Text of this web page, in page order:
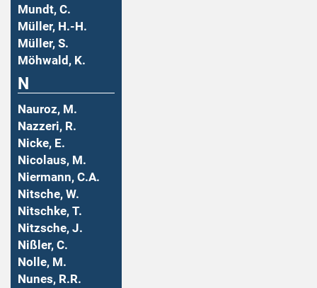
Mundt, C.
Müller, H.-H.
Müller, S.
Möhwald, K.
N
Nauroz, M.
Nazzeri, R.
Nicke, E.
Nicolaus, M.
Niermann, C.A.
Nitsche, W.
Nitschke, T.
Nitzsche, J.
Nißler, C.
Nolle, M.
Nunes, R.R.